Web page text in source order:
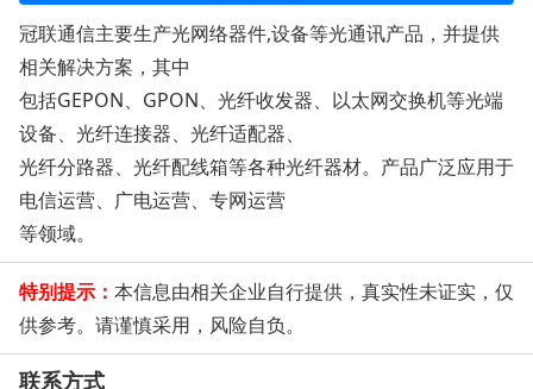
冠联通信主要生产光网络器件,设备等光通讯产品，并提供
相关解决方案，其中
包括GEPON、GPON、光纤收发器、以太网交换机等光端
设备、光纤连接器、光纤适配器、
光纤分路器、光纤配线箱等各种光纤器材。产品广泛应用于
电信运营、广电运营、专网运营
等领域。
特别提示： 本信息由相关企业自行提供，真实性未证实，仅
供参考。请谨慎采用，风险自负。
联系方式